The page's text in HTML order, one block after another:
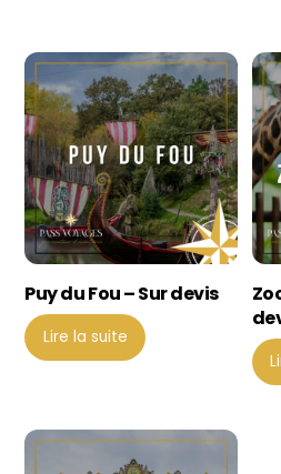
Puy du Fou – Sur devis
Lire la suite